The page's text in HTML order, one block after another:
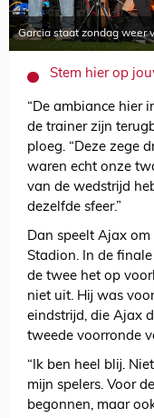
Garcia staat zondag weer
Stem hier op
“De ambiance hier
de trainer zijn
ploeg. “Deze zege
waren echt onze
van de wedstrijd
dezelfde sfeer.”
Dan speelt Ajax
Stadion. In de
de twee het op
niet uit. Hij was
eindstrijd, die Ajax
tweede voorronde
“Ik ben heel blij.
mijn spelers. Voor
begonnen, maar